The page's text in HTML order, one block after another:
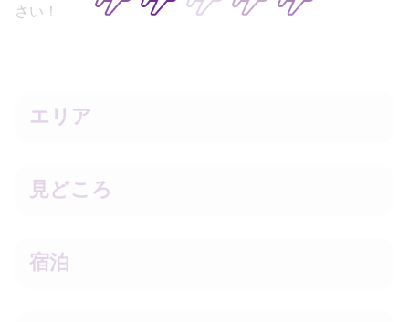
さい！
エリア
見どころ
宿泊